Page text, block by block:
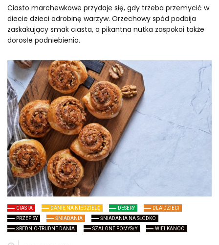
Ciasto marchewkowe przydaje się, gdy trzeba przemycić w
diecie dzieci odrobinę warzyw. Orzechowy spód podbija
zaskakujący smak ciasta, a pikantna nutka zaspokoi także
dorosłe podniebienia.
CIASTA DANIE NA NIEDZIELĘ DESERY
DLA DZIECI
PRZEPISY
ŚNIADANIA
ŚNIADANIA NA SŁODKO
ŚREDNIO-TRUDNE DANIA
SZALONE POMYSŁY WIELKANOC